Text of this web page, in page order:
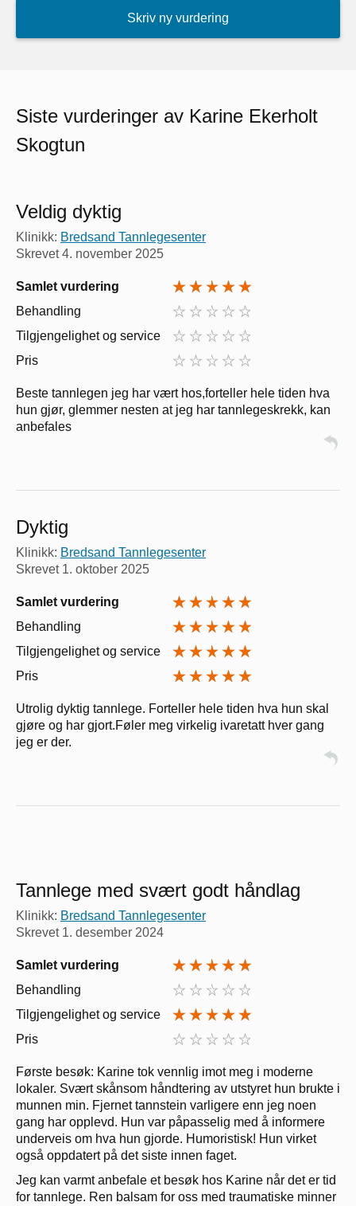
Skriv ny vurdering
Siste vurderinger av Karine Ekerholt
Skogtun
Veldig dyktig
Klinikk: Bredsand Tannlegesenter
Skrevet4. november 2025
Samlet vurdering
Behandling
Tilgjengelighet og service
Pris
Beste tannlegen jeg har vært hos,forteller hele tiden hva
hun gjør, glemmer nesten at jeg har tannlegeskrekk, kan
anbefales
Dyktig
Klinikk: Bredsand Tannlegesenter
Skrevet 1. oktober 2025
Samlet vurdering
Behandling
Tilgjengelighet og service
Pris
Utrolig dyktig tannlege. Forteller hele tiden hva hun skal
gjøre og har gjort.Føler meg virkelig ivaretatt hver gang
jeg er der.
Tannlege med svært godt håndlag
Klinikk: Bredsand Tannlegesenter
Skrevet 1. desember 2024
Samlet vurdering
Behandling
Tilgjengelighet og service
Pris
Første besøk: Karine tok vennlig imot meg i moderne
lokaler. Svært skånsom håndtering av utstyret hun brukte i
munnen min. Fjernet tannstein varligere enn jeg noen
gang har opplevd. Hun var påpasselig med å informere
underveis om hva hun gjorde. Humoristisk! Hun virket
også oppdatert på det siste innen faget.
Jeg kan varmt anbefale et besøk hos Karine når det er tid
for tannlege. Ren balsam for oss med traumatiske minner